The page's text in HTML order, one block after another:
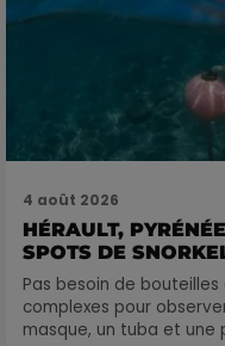
4 août 2026
HÉRAULT,
SPOTS DE
Pas besoin de
complexes pour
masque, un tuba et une